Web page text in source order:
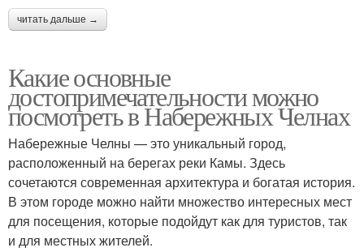
читать дальше →
Какие основные
достопримечательности можно
посмотреть в Набережных Челнах
Набережные Челны — это уникальный город,
расположенный на берегах реки Камы. Здесь
сочетаются современная архитектура и богатая история.
В этом городе можно найти множество интересных мест
для посещения, которые подойдут как для туристов, так
и для местных жителей.